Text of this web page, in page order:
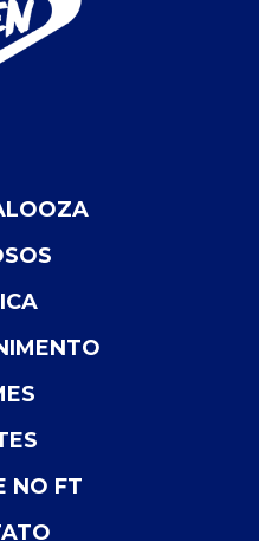
NO FT